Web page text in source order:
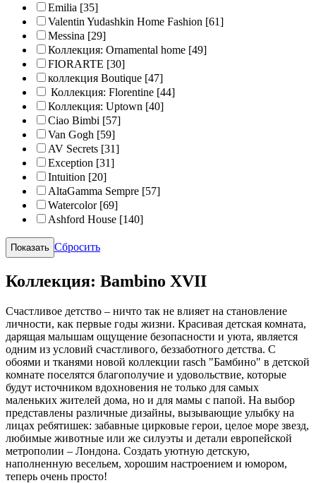
Emilia [35]
Valentin Yudashkin Home Fashion [61]
Messina [29]
Коллекция: Ornamental home [49]
FIORARTE [30]
коллекция Boutique [47]
Коллекция: Florentine [44]
Коллекция: Uptown [40]
Ciao Bimbi [57]
Van Gogh [59]
AV Secrets [31]
Exception [31]
Intuition [20]
AltaGamma Sempre [57]
Watercolor [69]
Ashford House [140]
Сбросить
Коллекция: Bambino XVII
Счастливое детство – ничто так не влияет на становление
личности, как первые годы жизни. Красивая детская комната,
дарящая малышам ощущение безопасности и уюта, является
одним из условий счастливого, беззаботного детства. С
обоями и тканями новой коллекции rasch "Бамбино" в детской
комнате поселятся благополучие и удовольствие, которые
будут источником вдохновения не только для самых
маленьких жителей дома, но и для мамы с папой. На выбор
представлены различные дизайны, вызывающие улыбку на
лицах ребятишек: забавные цирковые герои, целое море звезд,
любимые животные или же силуэты и детали европейской
метрополии – Лондона. Создать уютную детскую,
наполненную весельем, хорошим настроением и юмором,
теперь очень просто!